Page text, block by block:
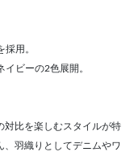
用。
ビーの2色展開。
対比を楽しむスタイルが特
、羽織りとしてデニムやワ